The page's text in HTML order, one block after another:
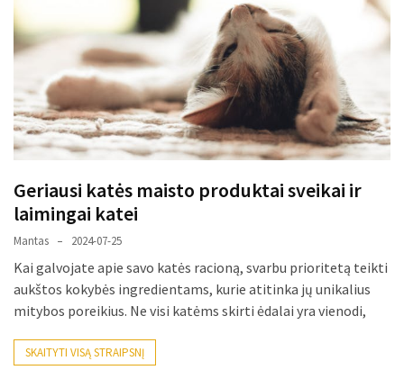
Uncategorized
(12)
Ekologija
(6)
Geriausi katės maisto produktai sveikai ir
laimingai katei
Mantas 2024-07-25
Kai galvojate apie savo katės racioną, svarbu prioritetą teikti
aukštos kokybės ingredientams, kurie atitinka jų unikalius
mitybos poreikius. Ne visi katėms skirti ėdalai yra vienodi,
SKAITYTI VISĄ STRAIPSNĮ